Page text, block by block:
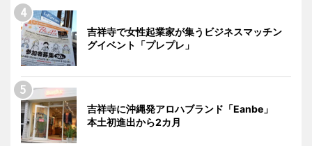
吉祥寺で女性起業家が集うビジネスマッチン
グイベント「プレプレ」
吉祥寺に沖縄発アロハブランド「Eanbe」
本土初進出から2カ月